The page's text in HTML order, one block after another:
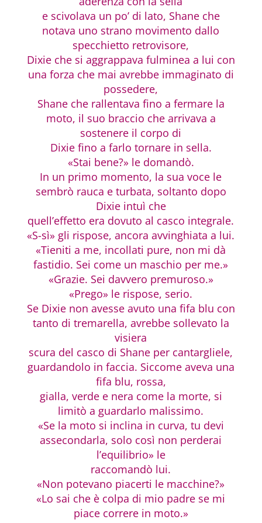
e scivolava un po’ di lato, Shane che
notava uno strano movimento dallo
specchietto retrovisore,
Dixie che si aggrappava fulminea a lui con
una forza che mai avrebbe immaginato di
possedere,
Shane che rallentava fino a fermare la
moto, il suo braccio che arrivava a
sostenere il corpo di
Dixie fino a farlo tornare in sella.
«Stai bene?» le domandò.
In un primo momento, la sua voce le
sembrò rauca e turbata, soltanto dopo
Dixie intuì che
quell’effetto era dovuto al casco integrale.
«S-sì» gli rispose, ancora avvinghiata a lui.
«Tieniti a me, incollati pure, non mi dà
fastidio. Sei come un maschio per me.»
«Grazie. Sei davvero premuroso.»
«Prego» le rispose, serio.
Se Dixie non avesse avuto una fifa blu con
tanto di tremarella, avrebbe sollevato la
visiera
scura del casco di Shane per cantargliele,
guardandolo in faccia. Siccome aveva una
fifa blu, rossa,
gialla, verde e nera come la morte, si
limitò a guardarlo malissimo.
«Se la moto si inclina in curva, tu devi
assecondarla, solo così non perderai
l’equilibrio» le
raccomandò lui.
«Non potevano piacerti le macchine?»
«Lo sai che è colpa di mio padre se mi
piace correre in moto.»